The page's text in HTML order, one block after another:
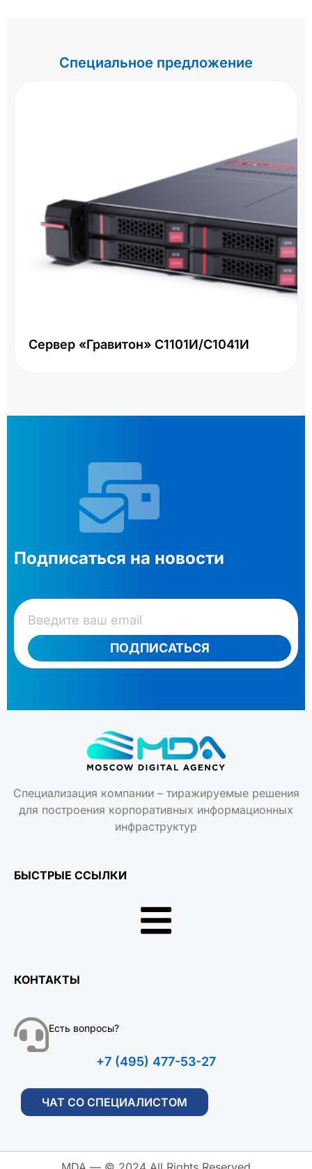
Специальное предложение
Сервер «Гравитон» С1101И/С1041И
Подписаться на новости
ПОДПИСАТЬСЯ
Специализация компании – тиражируемые решения
для построения корпоративных информационных
инфраструктур
БЫСТРЫЕ ССЫЛКИ
КОНТАКТЫ
Есть вопросы?
+7 (495) 477-53-27
ЧАТ СО СПЕЦИАЛИСТОМ